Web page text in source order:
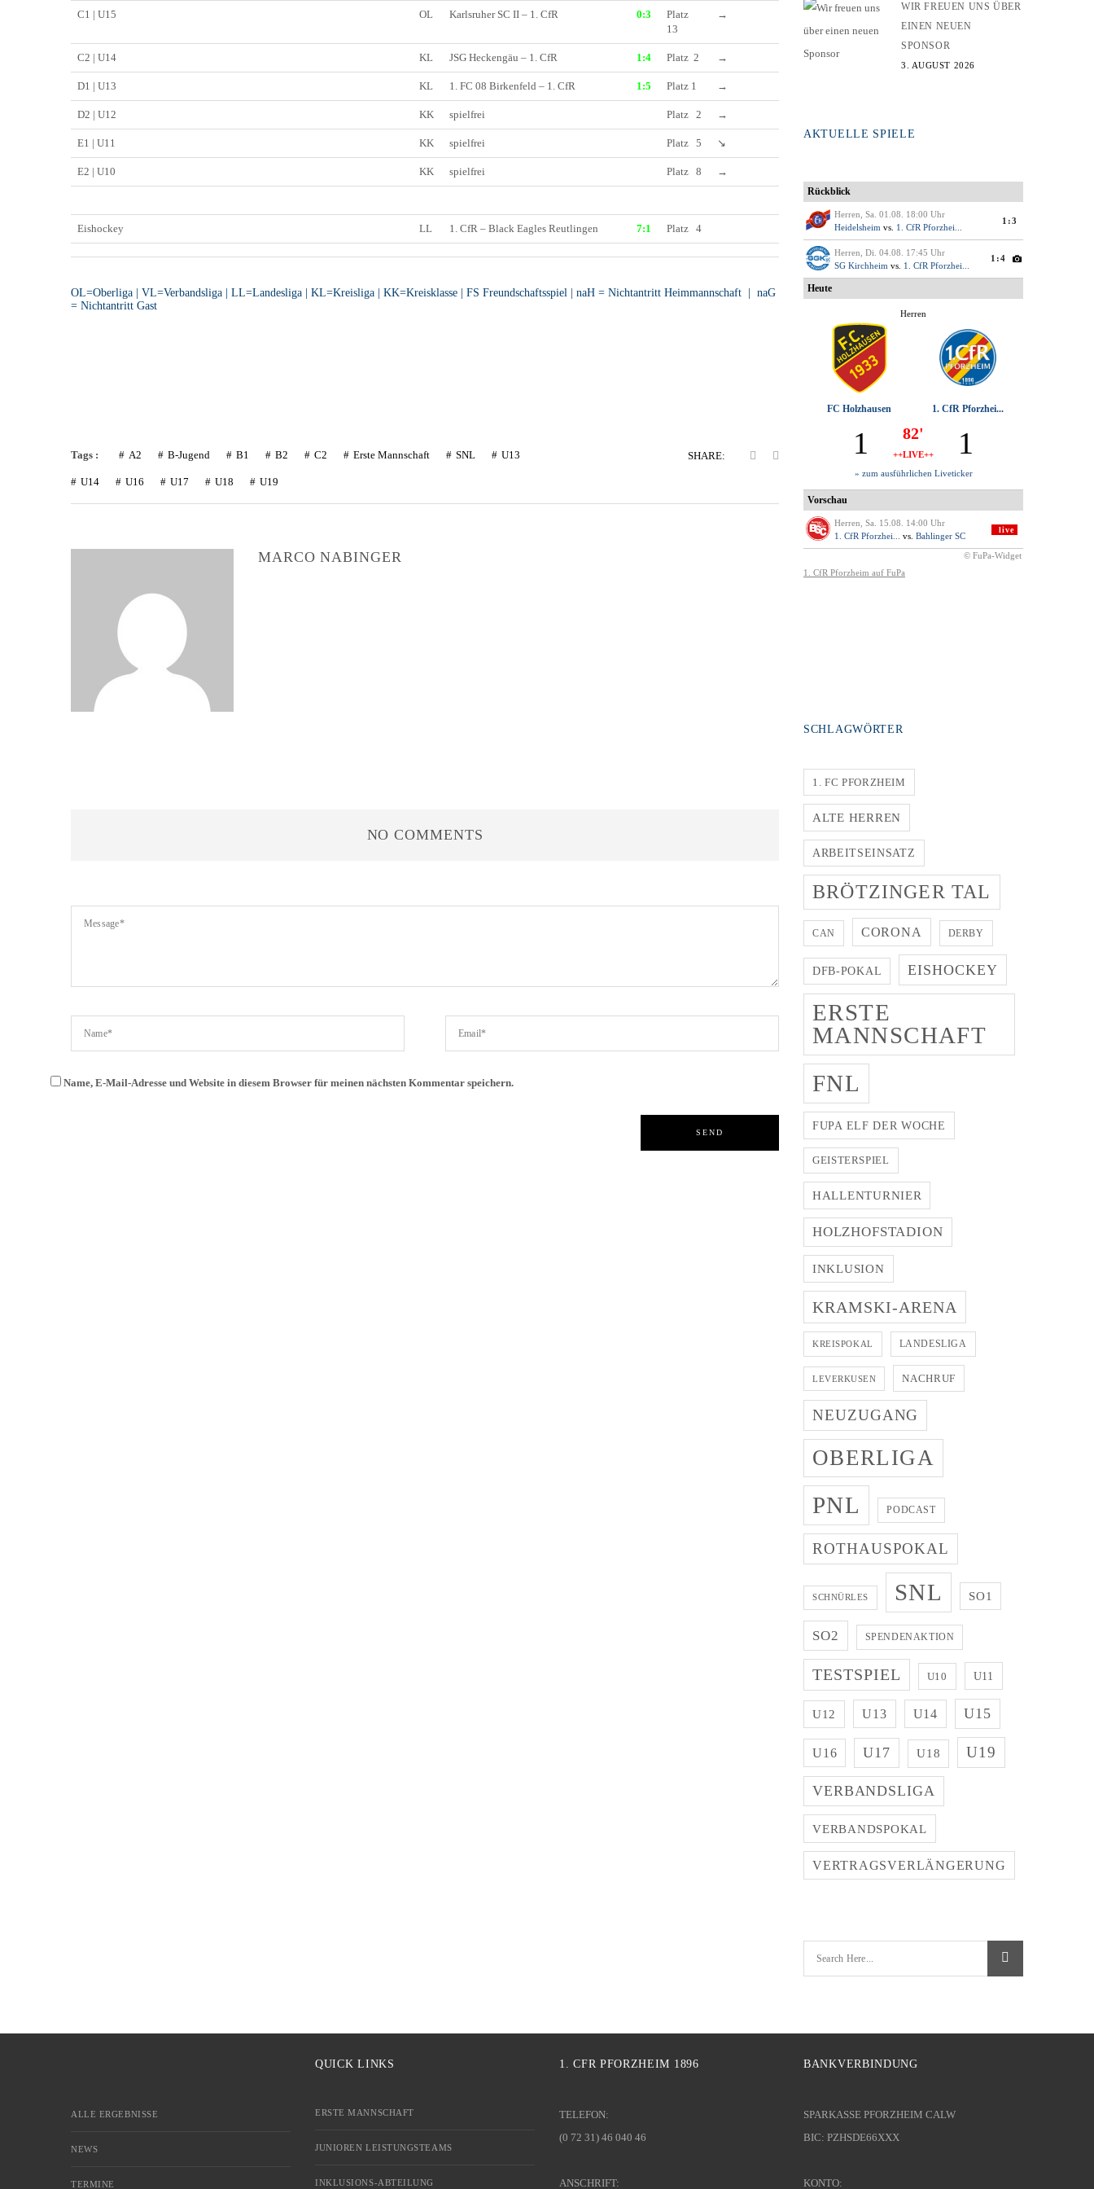
C1 | U15 OL Karlsruher SC II – 1. CfR 0:3
Platz
13
→
C2 | U14 KL JSG Heckengäu – 1. CfR 1:4 Platz 2 →
D1 | U13 KL 1. FC 08 Birkenfeld – 1. CfR 1:5 Platz 1 →
D2 | U12 KK spielfrei Platz 2 →
E1 | U11 KK spielfrei Platz 5 ↘
E2 | U10 KK spielfrei Platz 8 →
Eishockey LL 1. CfR – Black Eagles Reutlingen 7:1 Platz 4
OL=Oberliga | VL=Verbandsliga | LL=Landesliga | KL=Kreisliga | KK=Kreisklasse | FS Freundschaftsspiel | naH = Nichtantritt Heimmannschaft | naG
= Nichtantritt Gast
Tags : A2 B-Jugend B1 B2 C2 Erste Mannschaft SNL U13
U14 U16 U17 U18 U19
SHARE:
MARCO NABINGER
NO COMMENTS
Name, E-Mail-Adresse und Website in diesem Browser für meinen nächsten Kommentar speichern.
WIR FREUEN UNS ÜBER
EINEN NEUEN
SPONSOR
3. AUGUST 2026
AKTUELLE SPIELE
SCHLAGWÖRTER
1. FC PFORZHEIM
ALTE HERREN
ARBEITSEINSATZ
BRÖTZINGER TAL
CAN CORONA DERBY
DFB-POKAL EISHOCKEY
ERSTE
MANNSCHAFT
FNL
FUPA ELF DER WOCHE
GEISTERSPIEL
HALLENTURNIER
HOLZHOFSTADION
INKLUSION
KRAMSKI-ARENA
KREISPOKAL LANDESLIGA
LEVERKUSEN NACHRUF
NEUZUGANG
OBERLIGA
PNL PODCAST
ROTHAUSPOKAL
SCHNÜRLES SNL SO1
SO2 SPENDENAKTION
TESTSPIEL U10 U11
U12 U13 U14 U15
U16 U17 U18 U19
VERBANDSLIGA
VERBANDSPOKAL
VERTRAGSVERLÄNGERUNG
ALLE ERGEBNISSE
NEWS
TERMINE
QUICK LINKS
ERSTE MANNSCHAFT
JUNIOREN LEISTUNGSTEAMS
INKLUSIONS-ABTEILUNG
1. CFR PFORZHEIM 1896
TELEFON:
(0 72 31) 46 040 46
ANSCHRIFT:
BANKVERBINDUNG
SPARKASSE PFORZHEIM CALW
BIC: PZHSDE66XXX
KONTO: